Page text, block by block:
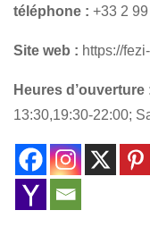
téléphone : +33 2
Site web : https://
Heures d’ouverture
13:30,19:30-22:00;